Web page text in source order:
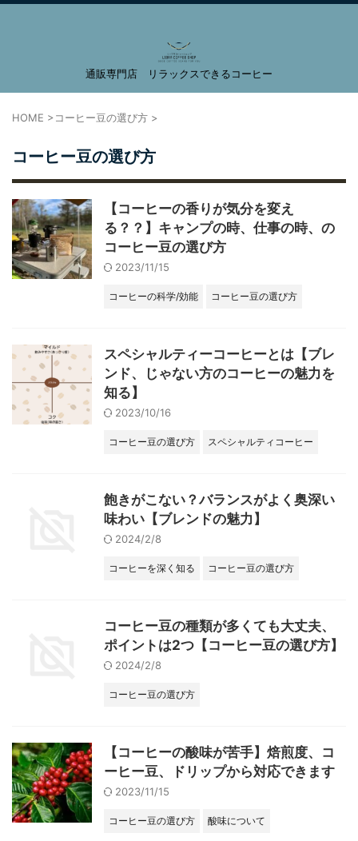
通販専門店 リラックスできるコーヒー
LIBRA COFFEE SHOP
HOME >コーヒー豆の選び方 >
コーヒー豆の選び方
【コーヒーの香りが気分を変え
る？？】キャンプの時、仕事の時、の
コーヒー豆の選び方
2023/11/15
コーヒーの科学/効能 コーヒー豆の選び方
スペシャルティーコーヒーとは【ブレ
ンド、じゃない方のコーヒーの魅力を
知る】
2023/10/16
コーヒー豆の選び方 スペシャルティコーヒー
飽きがこない？バランスがよく奥深い
味わい【ブレンドの魅力】
2024/2/8
コーヒーを深く知る コーヒー豆の選び方
コーヒー豆の種類が多くても大丈夫、
ポイントは2つ【コーヒー豆の選び方】
2024/2/8
コーヒー豆の選び方
【コーヒーの酸味が苦手】焙煎度、コ
ーヒー豆、ドリップから対応できます
2023/11/15
コーヒー豆の選び方 酸味について